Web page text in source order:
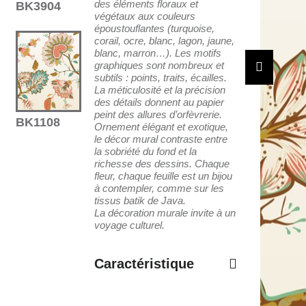
BK3904
BK1108
des éléments floraux et
végétaux aux couleurs
époustouflantes (turquoise,
corail, ocre, blanc, lagon, jaune,
blanc, marron…). Les motifs
graphiques sont nombreux et
subtils : points, traits, écailles.
La méticulosité et la précision
des détails donnent au papier
peint des allures d’orfèvrerie.
Ornement élégant et exotique,
le décor mural contraste entre
la sobriété du fond et la
richesse des dessins. Chaque
fleur, chaque feuille est un bijou
à contempler, comme sur les
tissus batik de Java.
La décoration murale invite à un
voyage culturel.
Caractéristique